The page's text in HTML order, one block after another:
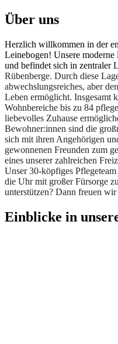
Über uns
Herzlich willkommen in der
Leinebogen! Unsere
und befindet sich in zentraler
Rübenberge. Durch diese
abwechslungsreiches, aber
Leben ermöglicht. Insgesamt
Wohnbereiche bis zu 84
liebevolles Zuhause
Bewohner:innen sind die
sich mit ihren Angehörigen
gewonnenen Freunden zum
eines unserer zahlreichen
Unser 30-köpfiges
die Uhr mit großer Fürsorge
unterstützen? Dann freuen
Einblicke in